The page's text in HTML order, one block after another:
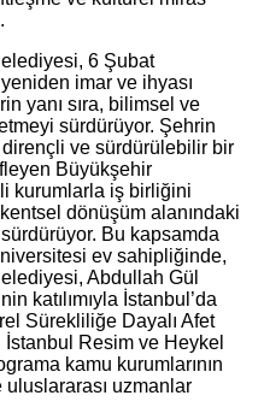
6 Şubat
imar ve ihyası
yanı sıra, bilimsel ve
sürdürüyor. Şehrin
ve sürdürülebilir bir
Büyükşehir
kurumlarla iş birliğini
dönüşüm alanındaki
sürdürüyor. Bu kapsamda
ev sahipliğinde,
Abdullah Gül
katılımıyla İstanbul’da
Sürekliliğe Dayalı Afet
İstanbul Resim ve Heykel
kamu kurumlarının
uzmanlar